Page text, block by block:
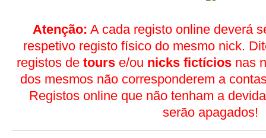
Atenção: A cada registo online deverá
respetivo registo físico do mesmo nick.
registos detours e/ou nicks fictícios nas
dos mesmos não corresponderem a
Registos online que não tenham a
serão apagados!